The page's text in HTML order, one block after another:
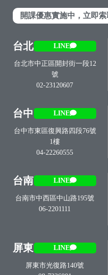
開課優惠實施中，立即
台北 LINE
台北市中正區開封街一段12
號
02-23120607
台中 LINE
台中市東區復興路四段76號
1樓
04-22260555
台南 LINE
台南市中西區中山路195號
06-2201111
屏東 LINE
屏東市光復路140號